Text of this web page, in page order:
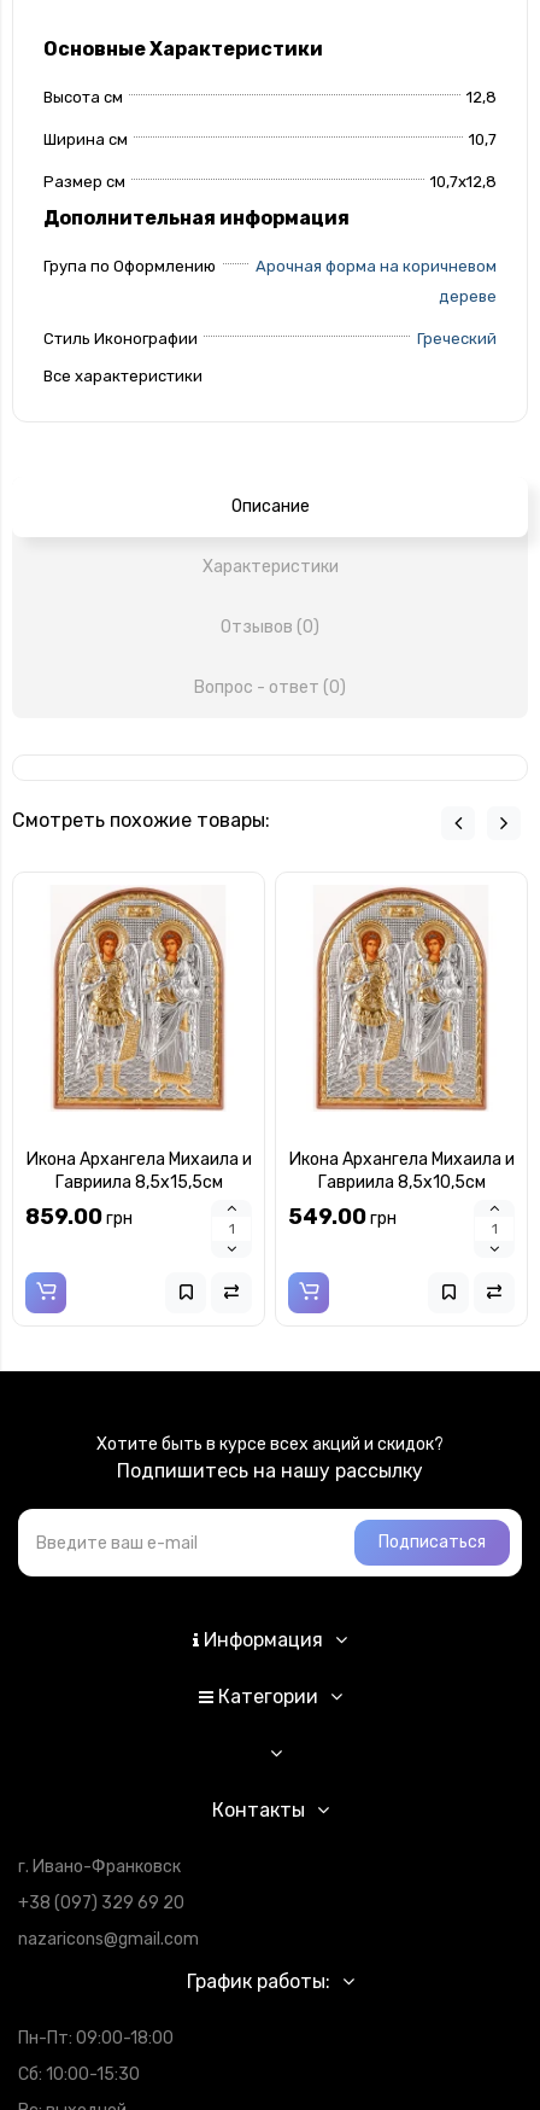
Основные Характеристики
Высота см 12,8
Ширина см 10,7
Размер см 10,7х12,8
Дополнительная информация
Група по Оформлению
Арочная форма на коричневом
дереве
Стиль Иконографии Греческий
Все характеристики
Описание
Характеристики
Отзывов (0)
Вопрос - ответ (0)
Смотреть похожие товары:
Икона Архангела Михаила и
Гавриила 8,5х15,5см
арочной формы на
пластиковом киоте
859.00грн
Икона Архангела Михаила и
Гавриила 8,5х10,5см
арочной формы на
пластиковом киоте
549.00грн
Хотите быть в курсе всех акций и скидок?
Подпишитесь на нашу рассылку
Подписаться
Информация
Категории
Контакты
г. Ивано-Франковск
+38 (097) 329 69 20
nazaricons@gmail.com
График работы:
Пн-Пт: 09:00-18:00
Сб: 10:00-15:30